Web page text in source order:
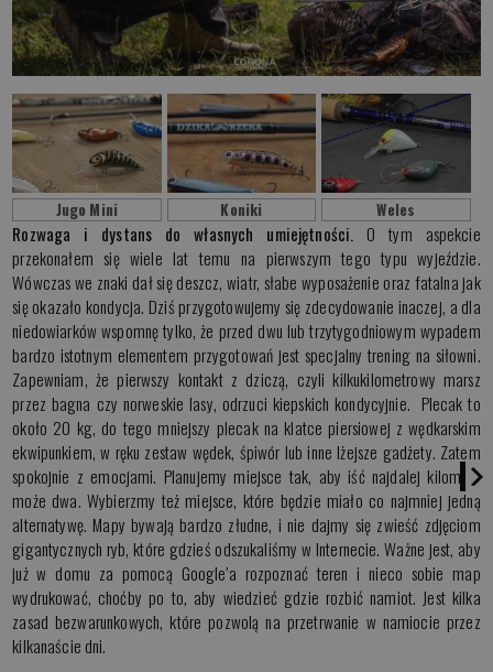
Jugo Mini Koniki Weles
Rozwaga i dystans do własnych umiejętności. O tym aspekcie
przekonałem się wiele lat temu na pierwszym tego typu wyjeździe.
Wówczas we znaki dał się deszcz, wiatr, słabe wyposażenie oraz fatalna jak
się okazało kondycja. Dziś przygotowujemy się zdecydowanie inaczej, a dla
niedowiarków wspomnę tylko, że przed dwu lub trzytygodniowym wypadem
bardzo istotnym elementem przygotowań jest specjalny trening na siłowni.
Zapewniam, że pierwszy kontakt z dziczą, czyli kilkukilometrowy marsz
przez bagna czy norweskie lasy, odrzuci kiepskich kondycyjnie. Plecak to
około 20 kg, do tego mniejszy plecak na klatce piersiowej z wędkarskim
ekwipunkiem, w ręku zestaw wędek, śpiwór lub inne lżejsze gadżety. Zatem
spokojnie z emocjami. Planujemy miejsce tak, aby iść najdalej kilometr,
może dwa. Wybierzmy też miejsce, które będzie miało co najmniej jedną
alternatywę. Mapy bywają bardzo złudne, i nie dajmy się zwieść zdjęciom
gigantycznych ryb, które gdzieś odszukaliśmy w Internecie. Ważne jest, aby
już w domu za pomocą Google’a rozpoznać teren i nieco sobie map
wydrukować, choćby po to, aby wiedzieć gdzie rozbić namiot. Jest kilka
zasad bezwarunkowych, które pozwolą na przetrwanie w namiocie przez
kilkanaście dni.